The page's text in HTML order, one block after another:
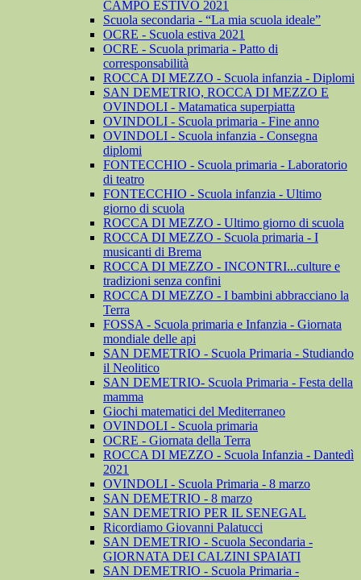
CAMPO ESTIVO 2021
Scuola secondaria - “La mia scuola ideale”
OCRE - Scuola estiva 2021
OCRE - Scuola primaria - Patto di
corresponsabilità
ROCCA DI MEZZO - Scuola infanzia - Diplomi
SAN DEMETRIO, ROCCA DI MEZZO E
OVINDOLI - Matamatica superpiatta
OVINDOLI - Scuola primaria - Fine anno
OVINDOLI - Scuola infanzia - Consegna
diplomi
FONTECCHIO - Scuola primaria - Laboratorio
di teatro
FONTECCHIO - Scuola infanzia - Ultimo
giorno di scuola
ROCCA DI MEZZO - Ultimo giorno di scuola
ROCCA DI MEZZO - Scuola primaria - I
musicanti di Brema
ROCCA DI MEZZO - INCONTRI...culture e
tradizioni senza confini
ROCCA DI MEZZO - I bambini abbracciano la
Terra
FOSSA - Scuola primaria e Infanzia - Giornata
mondiale delle api
SAN DEMETRIO - Scuola Primaria - Studiando
il Neolitico
SAN DEMETRIO- Scuola Primaria - Festa della
mamma
Giochi matematici del Mediterraneo
OVINDOLI - Scuola primaria
OCRE - Giornata della Terra
ROCCA DI MEZZO - Scuola Infanzia - Dantedì
2021
OVINDOLI - Scuola Primaria - 8 marzo
SAN DEMETRIO - 8 marzo
SAN DEMETRIO PER IL SENEGAL
Ricordiamo Giovanni Palatucci
SAN DEMETRIO - Scuola Secondaria -
GIORNATA DEI CALZINI SPAIATI
SAN DEMETRIO - Scuola Primaria -